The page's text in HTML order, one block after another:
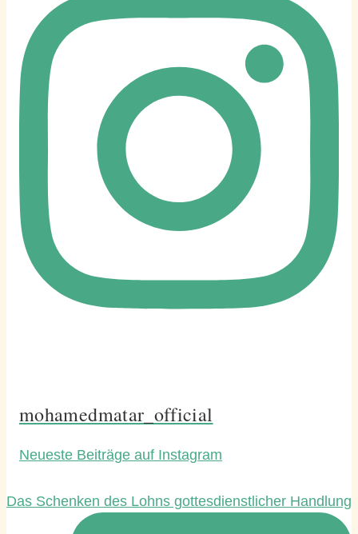
mohamedmatar_official
Neueste Beiträge auf Instagram
Das Schenken des Lohns gottesdienstlicher Handlung